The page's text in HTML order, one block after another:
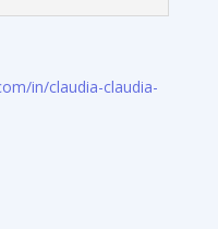
in/claudia-claudia-